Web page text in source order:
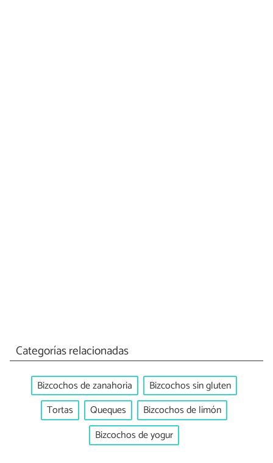
Categorías relacionadas
Bizcochos de zanahoria
Bizcochos sin gluten
Tortas
Queques
Bizcochos de limón
Bizcochos de yogur